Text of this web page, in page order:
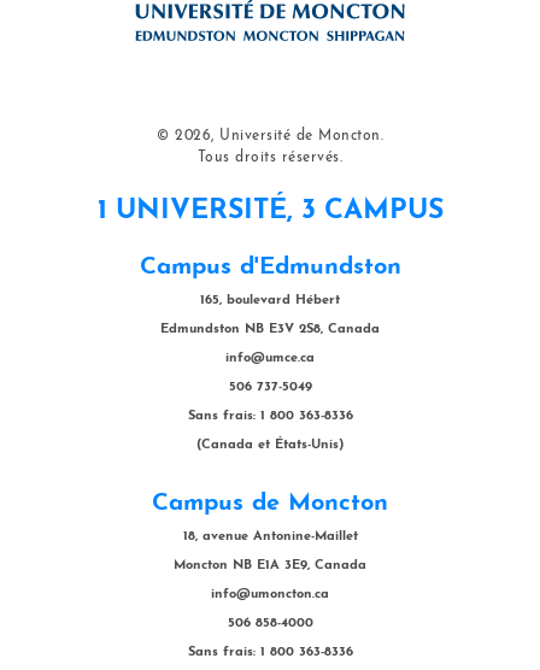
© 2026, Université de Moncton.
Tous droits réservés.
1 UNIVERSITÉ, 3 CAMPUS
Campus d'Edmundston
165, boulevard Hébert
Edmundston NB E3V 2S8, Canada
info@umce.ca
506 737-5049
Sans frais: 1 800 363-8336
(Canada et États-Unis)
Campus de Moncton
18, avenue Antonine-Maillet
Moncton NB E1A 3E9, Canada
info@umoncton.ca
506 858-4000
Sans frais: 1 800 363-8336